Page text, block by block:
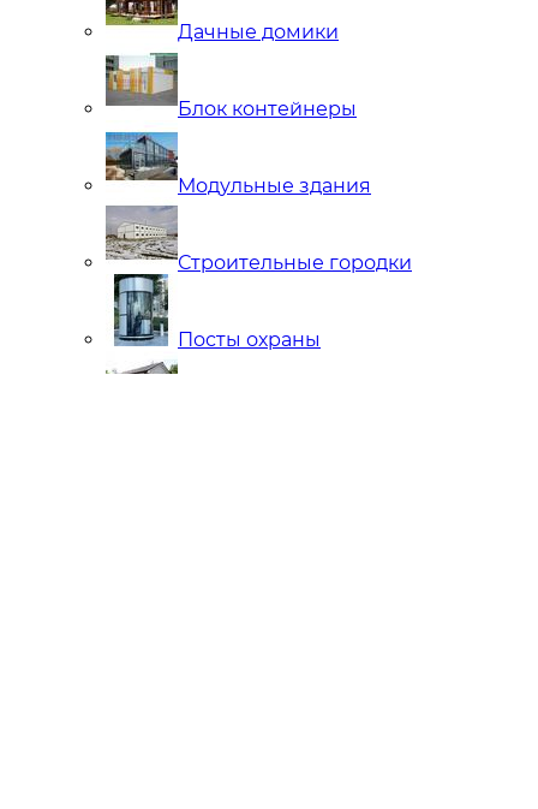
Дачные домики
Блок контейнеры
Модульные здания
Строительные городки
Посты охраны